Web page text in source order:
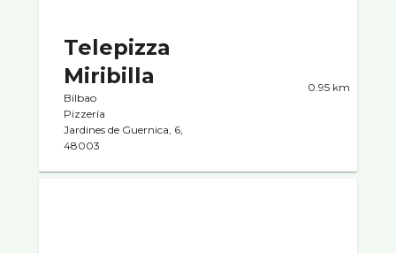
Telepizza
Miribilla
Bilbao
Pizzerí­a
Jardines de Guernica, 6,
48003
0.95 km